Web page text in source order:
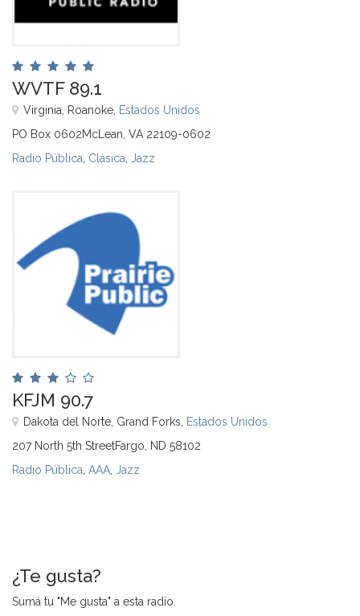
WVTF 89.1
Virginia, Roanoke, Estados Unidos
PO Box 0602McLean, VA 22109-0602
Radio Pública Clásica Jazz
KFJM 90.7
Dakota del Norte, Grand Forks, Estados Unidos
207 North 5th StreetFargo, ND 58102
Radio Pública AAA Jazz
¿Te gusta?
Sumá tu "Me gusta" a esta radio.